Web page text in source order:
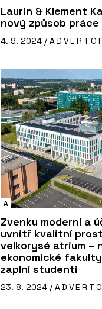
Laurin & Klement
nový způsob práce
4. 9. 2024 /
A
Zvenku moderní a
uvnitř kvalitní
velkorysé atrium –
ekonomické
zaplní studenti
23. 8. 2024 /